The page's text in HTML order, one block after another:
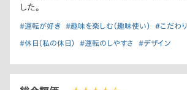
した。
#運転が好き #趣味を楽しむ（趣味使い） #こだわり
#休日（私の休日） #運転のしやすさ #デザイン